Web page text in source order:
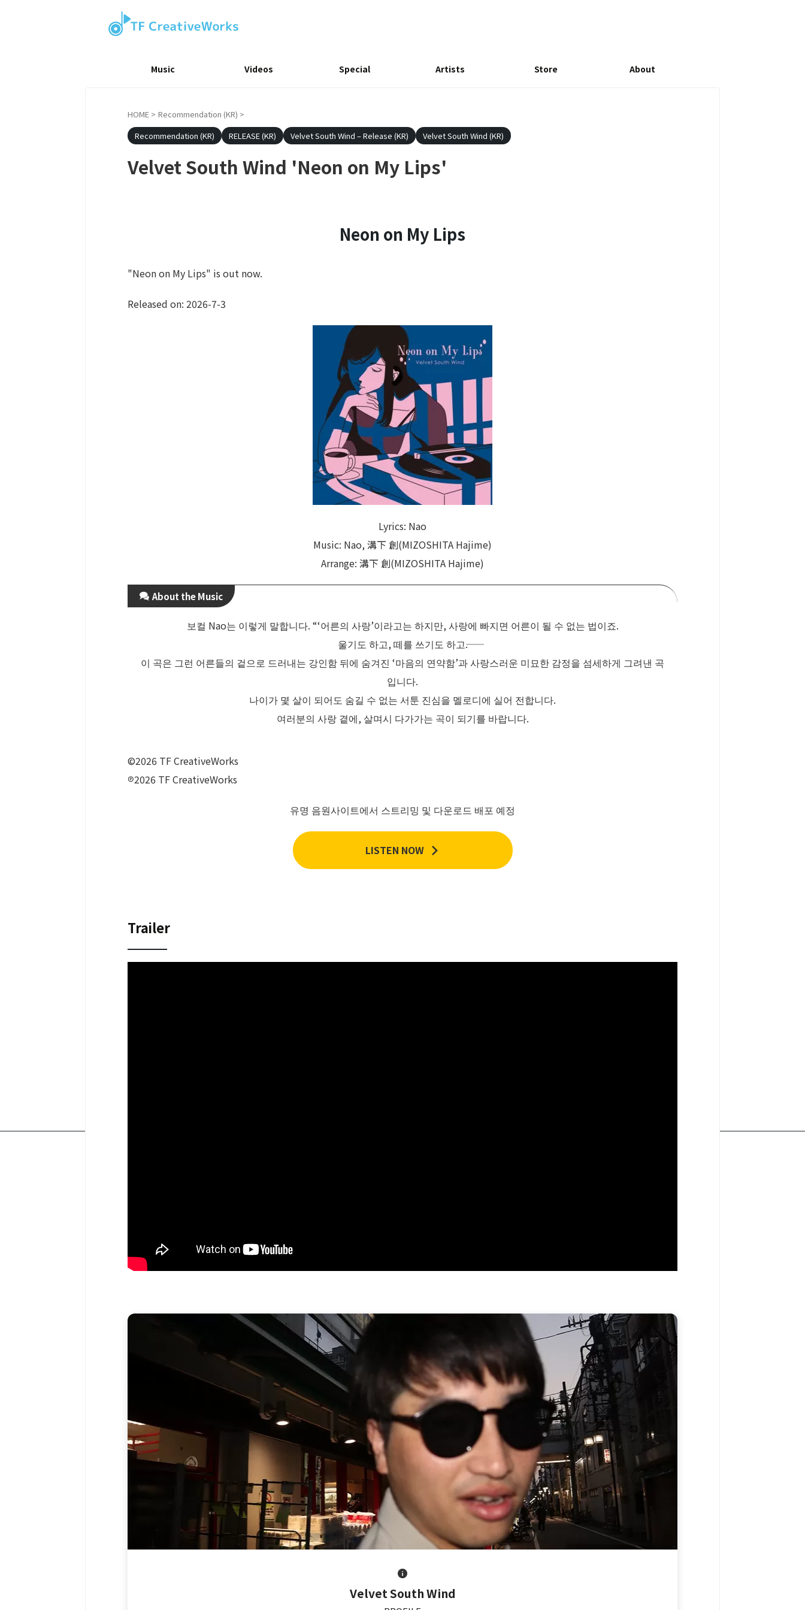
Music Videos Special Artists Store About
HOME > Recommendation (KR) >
Recommendation (KR)
RELEASE (KR) Velvet South Wind – Release (KR) Velvet South Wind (KR)
Velvet South Wind 'Neon on My Lips'
Neon on My Lips
"Neon on My Lips" is out now.
Released on: 2026-7-3
Lyrics: Nao
Music: Nao, 溝下 創(MIZOSHITA Hajime)
Arrange: 溝下 創(MIZOSHITA Hajime)
About the Music
보컬 Nao는 이렇게 말합니다. “‘어른의 사랑’이라고는 하지만, 사랑에 빠지면 어른이 될 수 없는 법이죠.
울기도 하고, 떼를 쓰기도 하고――.
이 곡은 그런 어른들의 겉으로 드러내는 강인함 뒤에 숨겨진 ‘마음의 연약함’과 사랑스러운 미묘한 감정을 섬세하게 그려낸 곡
입니다.
나이가 몇 살이 되어도 숨길 수 없는 서툰 진심을 멜로디에 실어 전합니다.
여러분의 사랑 곁에, 살며시 다가가는 곡이 되기를 바랍니다.
©2026 TF CreativeWorks
℗2026 TF CreativeWorks
유명 음원사이트에서 스트리밍 및 다운로드 배포 예정
LISTEN NOW
Trailer
Velvet South Wind